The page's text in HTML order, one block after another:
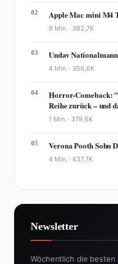
02 Apple Mac mini M4
9 Min. · 382,7K
03 Undav
4 Min. · 356,6K
04
Horror-Comeback:
Reihe zurück – und
1 Min. · 379,6K
05 Verona Pooth Sohn
4 Min. ·437,7K
Newsletter
Wöchentlich die besten